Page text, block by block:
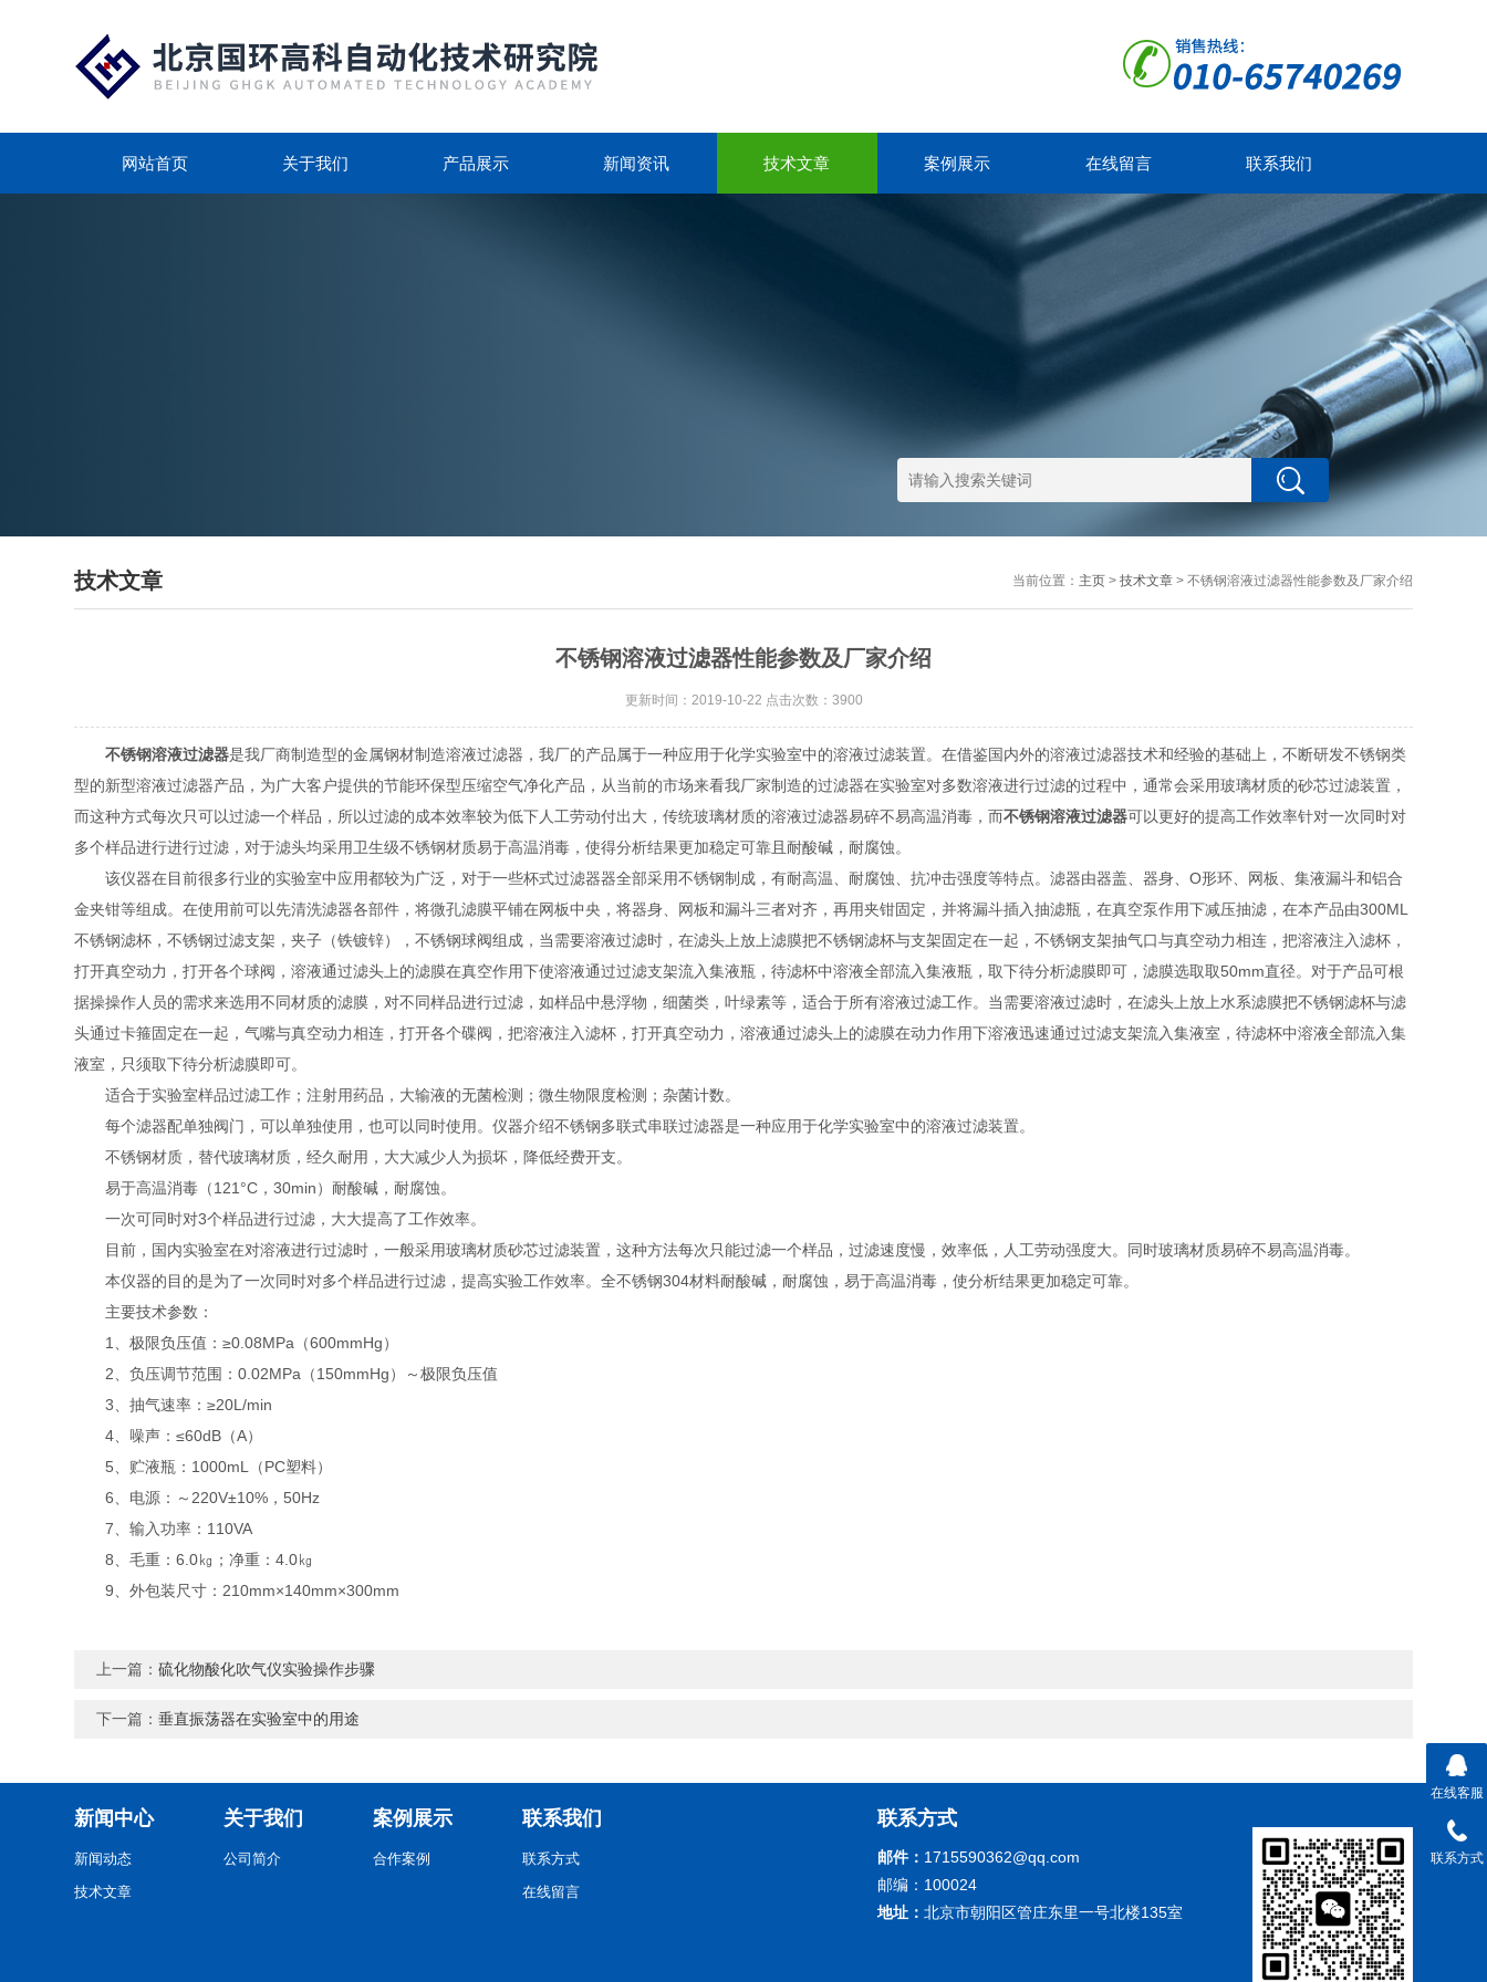
网站首页 关于我们 产品展示 新闻资讯 技术文章 案例展示 在线留言 联系我们
技术文章 当前位置： 主页> 技术文章> 不锈钢溶液过滤器性能参数及厂家介绍
不锈钢溶液过滤器性能参数及厂家介绍
更新时间：2019-10-22 点击次数：3900
不锈钢溶液过滤器是我厂商制造型的金属钢材制造溶液过滤器，我厂的产品属于一种应用于化学实验室中的溶液过滤装置。在借鉴国内外的溶液过滤器技术和经验的基础上，不断研发不锈钢类
型的新型溶液过滤器产品，为广大客户提供的节能环保型压缩空气净化产品，从当前的市场来看我厂家制造的过滤器在实验室对多数溶液进行过滤的过程中，通常会采用玻璃材质的砂芯过滤装置，
而这种方式每次只可以过滤一个样品，所以过滤的成本效率较为低下人工劳动付出大，传统玻璃材质的溶液过滤器易碎不易高温消毒，而不锈钢溶液过滤器可以更好的提高工作效率针对一次同时对
多个样品进行进行过滤，对于滤头均采用卫生级不锈钢材质易于高温消毒，使得分析结果更加稳定可靠且耐酸碱，耐腐蚀。
该仪器在目前很多行业的实验室中应用都较为广泛，对于一些杯式过滤器器全部采用不锈钢制成，有耐高温、耐腐蚀、抗冲击强度等特点。滤器由器盖、器身、O形环、网板、集液漏斗和铝合
金夹钳等组成。在使用前可以先清洗滤器各部件，将微孔滤膜平铺在网板中央，将器身、网板和漏斗三者对齐，再用夹钳固定，并将漏斗插入抽滤瓶，在真空泵作用下减压抽滤，在本产品由300ML
不锈钢滤杯，不锈钢过滤支架，夹子（铁镀锌），不锈钢球阀组成，当需要溶液过滤时，在滤头上放上滤膜把不锈钢滤杯与支架固定在一起，不锈钢支架抽气口与真空动力相连，把溶液注入滤杯，
打开真空动力，打开各个球阀，溶液通过滤头上的滤膜在真空作用下使溶液通过过滤支架流入集液瓶，待滤杯中溶液全部流入集液瓶，取下待分析滤膜即可，滤膜选取取50mm直径。对于产品可根
据操操作人员的需求来选用不同材质的滤膜，对不同样品进行过滤，如样品中悬浮物，细菌类，叶绿素等，适合于所有溶液过滤工作。当需要溶液过滤时，在滤头上放上水系滤膜把不锈钢滤杯与滤
头通过卡箍固定在一起，气嘴与真空动力相连，打开各个碟阀，把溶液注入滤杯，打开真空动力，溶液通过滤头上的滤膜在动力作用下溶液迅速通过过滤支架流入集液室，待滤杯中溶液全部流入集
液室，只须取下待分析滤膜即可。
适合于实验室样品过滤工作；注射用药品，大输液的无菌检测；微生物限度检测；杂菌计数。
每个滤器配单独阀门，可以单独使用，也可以同时使用。仪器介绍不锈钢多联式串联过滤器是一种应用于化学实验室中的溶液过滤装置。
不锈钢材质，替代玻璃材质，经久耐用，大大减少人为损坏，降低经费开支。
易于高温消毒（121°C，30min）耐酸碱，耐腐蚀。
一次可同时对3个样品进行过滤，大大提高了工作效率。
目前，国内实验室在对溶液进行过滤时，一般采用玻璃材质砂芯过滤装置，这种方法每次只能过滤一个样品，过滤速度慢，效率低，人工劳动强度大。同时玻璃材质易碎不易高温消毒。
本仪器的目的是为了一次同时对多个样品进行过滤，提高实验工作效率。全不锈钢304材料耐酸碱，耐腐蚀，易于高温消毒，使分析结果更加稳定可靠。
主要技术参数：
1、极限负压值：≥0.08MPa（600mmHg）
2、负压调节范围：0.02MPa（150mmHg）～极限负压值
3、抽气速率：≥20L/min
4、噪声：≤60dB（A）
5、贮液瓶：1000mL（PC塑料）
6、电源：～220V±10%，50Hz
7、输入功率：110VA
8、毛重：6.0㎏；净重：4.0㎏
9、外包装尺寸：210mm×140mm×300mm
上一篇：硫化物酸化吹气仪实验操作步骤
下一篇：垂直振荡器在实验室中的用途
新闻中心
新闻动态
技术文章
关于我们
公司简介
案例展示
合作案例
联系我们
联系方式
在线留言
联系方式
邮件： 1715590362@qq.com
邮编：100024
地址： 北京市朝阳区管庄东里一号北楼135室
在线客服
联系方式